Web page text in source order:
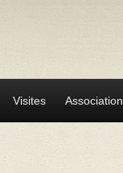
Visites Association